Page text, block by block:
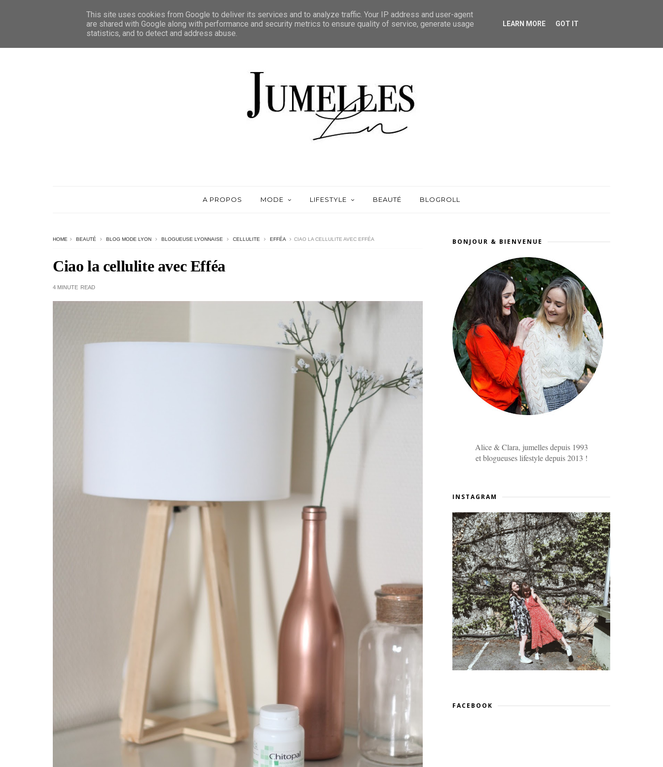
A PROPOS MODE LIFESTYLE BEAUTÉ BLOGROLL
HOME BEAUTÉ BLOG MODE LYON BLOGUEUSE LYONNAISE CELLULITE EFFÉA CIAO LA CELLULITE AVEC EFFÉA
Ciao la cellulite avec Efféa
4 MINUTE READ
BONJOUR & BIENVENUE
Alice & Clara, jumelles depuis 1993
et blogueuses lifestyle depuis 2013 !
INSTAGRAM
FACEBOOK
This site uses cookies from Google to deliver its services and to analyze traffic. Your IP address and user-agent
are shared with Google along with performance and security metrics to ensure quality of service, generate usage
statistics, and to detect and address abuse.
LEARN MORE GOT IT